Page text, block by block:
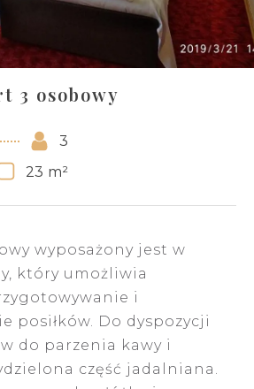
3 osobowy
3
23 m²
wyposażony jest w
który umożliwia
i
posiłków. Do dyspozycji
do parzenia kawy i
część jadalniana.